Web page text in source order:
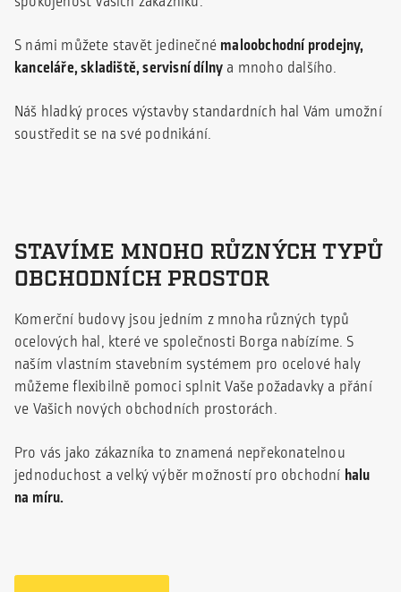
S námi můžete stavět jedinečné maloobchodní prodejny,
kanceláře, skladiště, servisní dílny a mnoho dalšího.
Náš hladký proces výstavby standardních hal Vám umožní
soustředit se na své podnikání.
STAVÍME MNOHO RŮZNÝCH TYPŮ
OBCHODNÍCH PROSTOR
Komerční budovy jsou jedním z mnoha různých typů
ocelových hal, které ve společnosti Borga nabízíme. S
naším vlastním stavebním systémem pro ocelové haly
můžeme flexibilně pomoci splnit Vaše požadavky a přání
ve Vašich nových obchodních prostorách.
Pro vás jako zákazníka to znamená nepřekonatelnou
jednoduchost a velký výběr možností pro obchodní halu
na míru.